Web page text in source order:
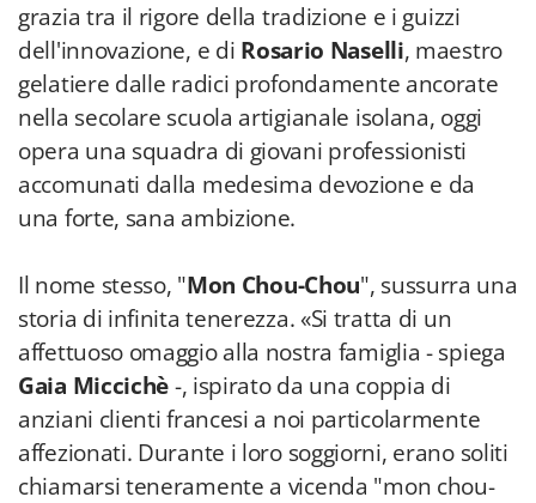
grazia tra il rigore della tradizione e i guizzi
dell'innovazione, e di Rosario Naselli, maestro
gelatiere dalle radici profondamente ancorate
nella secolare scuola artigianale isolana, oggi
opera una squadra di giovani professionisti
accomunati dalla medesima devozione e da
una forte, sana ambizione.
Il nome stesso, "Mon Chou-Chou", sussurra una
storia di infinita tenerezza. «Si tratta di un
affettuoso omaggio alla nostra famiglia - spiega
Gaia Miccichè-, ispirato da una coppia di
anziani clienti francesi a noi particolarmente
affezionati. Durante i loro soggiorni, erano soliti
chiamarsi teneramente a vicenda "mon chou-